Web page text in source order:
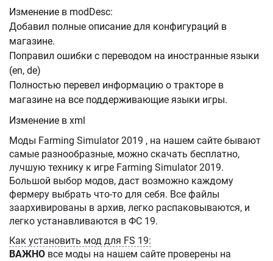
Изменение в modDesc:
Добавил полные описание для конфигураций в
магазине.
Поправил ошибки с переводом на иностранные языки
(en, de)
Полностью перевел информацию о тракторе в
магазине на все поддерживающие языки игры.
Изменение в xml
Моды Farming Simulator 2019 , на нашем сайте бывают
самые разнообразные, можно скачать бесплатно,
лучшую технику к игре Farming Simulator 2019.
Большой выбор модов, даст возможно каждому
фермеру выбрать что-то для себя. Все файлы
заархивированы в архив, легко распаковываются, и
легко устанавливаются в ФС 19.
Как установить мод для FS 19:
ВАЖНО все моды на нашем сайте проверены на